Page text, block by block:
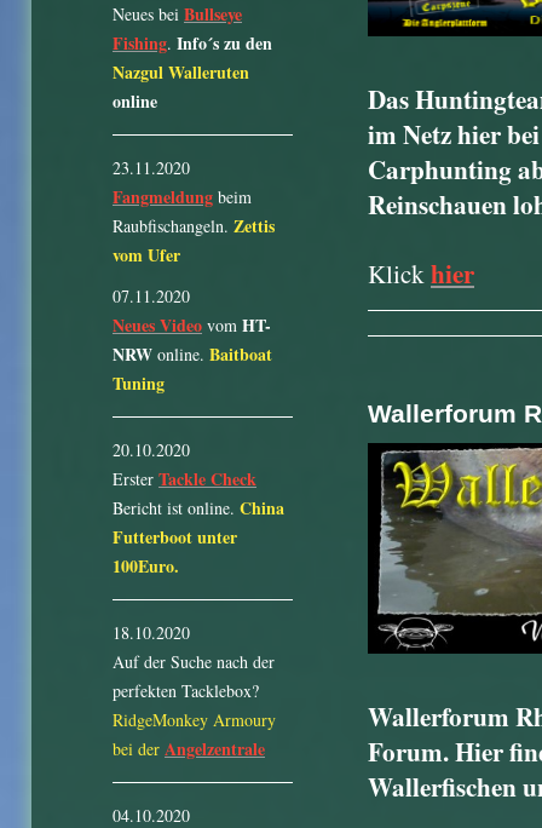
Das
im Netz hier
Carphunting
Reinschauen
Klickhier
Wallerforum
Wallerforum
Forum. Hier
Wallerfischen
Neues bei Bullseye
Fishing. Info´s zu den
Nazgul Walleruten
online
23.11.2020
Fangmeldung beim
Raubfischangeln. Zettis
vom Ufer
07.11.2020
Neues Video vom HT-
NRW online. Baitboat
Tuning
20.10.2020
Erster Tackle Check
Bericht ist online. China
Futterboot unter
100Euro.
18.10.2020
Auf der Suche nach der
perfekten Tacklebox?
RidgeMonkey Armoury
bei der Angelzentrale
04.10.2020